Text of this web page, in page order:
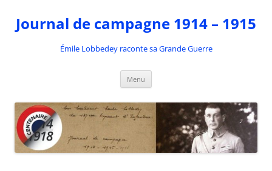
contenu
Journal de campagne 1914 – 1915
Émile Lobbedey raconte sa Grande Guerre
Menu